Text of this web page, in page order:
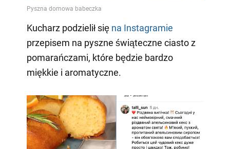
Kucharz podzielił się na Instagramie
przepisem na pyszne świąteczne ciasto z
pomarańczami, które będzie bardzo
miękkie i aromatyczne.